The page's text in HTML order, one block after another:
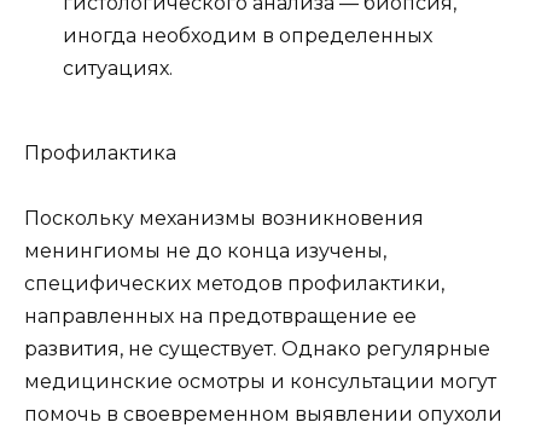
иногда необходим в определенных
ситуациях.
Профилактика
Поскольку механизмы возникновения
менингиомы не до конца изучены,
специфических методов профилактики,
направленных на предотвращение ее
развития, не существует. Однако регулярные
медицинские осмотры и консультации могут
помочь в своевременном выявлении опухоли